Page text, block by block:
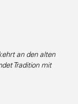
an den alten
Tradition mit